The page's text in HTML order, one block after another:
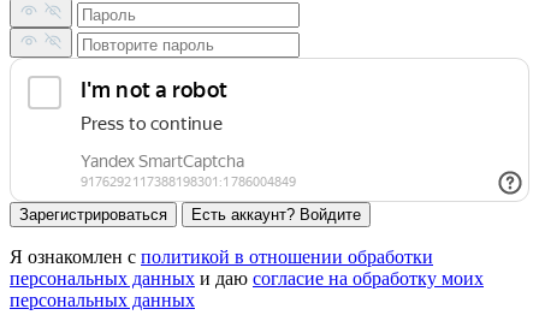
Зарегистрироваться Есть аккаунт? Войдите
Я ознакомлен с политикой в отношении обработки
персональных данных и даю согласие на обработку моих
персональных данных